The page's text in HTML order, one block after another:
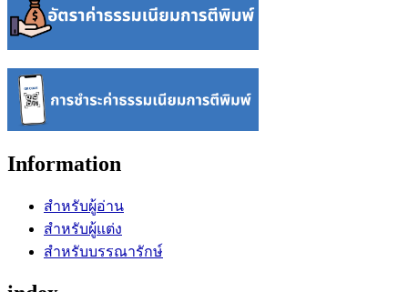
Information
สำหรับผู้อ่าน
สำหรับผู้แต่ง
สำหรับบรรณารักษ์